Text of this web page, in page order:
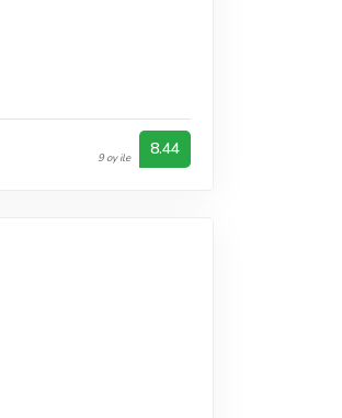
9 oy ile 8.44